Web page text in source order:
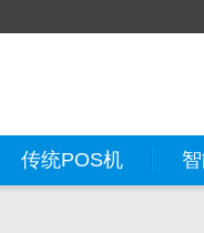
传统POS机